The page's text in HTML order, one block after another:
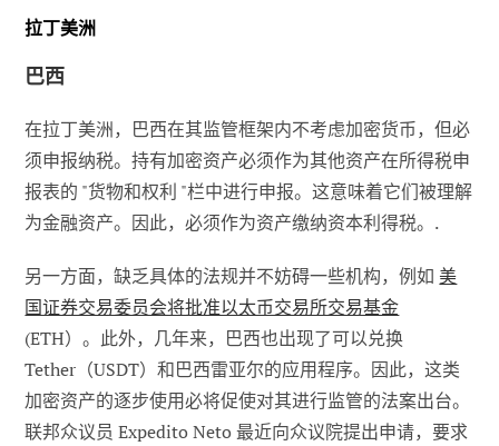
拉丁美洲
巴西
在拉丁美洲，巴西在其监管框架内不考虑加密货币，但必
须申报纳税。持有加密资产必须作为其他资产在所得税申
报表的 "货物和权利 "栏中进行申报。这意味着它们被理解
为金融资产。因此，必须作为资产缴纳资本利得税。.
另一方面，缺乏具体的法规并不妨碍一些机构，例如 美
国证券交易委员会将批准以太币交易所交易基金
(ETH）。此外，几年来，巴西也出现了可以兑换
Tether（USDT）和巴西雷亚尔的应用程序。因此，这类
加密资产的逐步使用必将促使对其进行监管的法案出台。
联邦众议员 Expedito Neto 最近向众议院提出申请，要求